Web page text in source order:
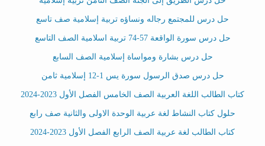
حل درس للمجتمع رجاله ونساؤه تربية إسلامية صف تاسع
حل درس سورة الواقعة 57-74 تربية اسلامية الصف التاسع
حل درس بشارة ومواساة إسلامية الصف السابع
حل درس صدق الرسول سورة يس 1-12 إسلامية ثامن
كتاب الطالب اللغة العربية الصف الخامس الفصل الأول 2023-2024
حلول كتاب النشاط لغة عربية الوحدة الاولى والثانية صف رابع
كتاب الطالب لغة عربية الصف الرابع الفصل الأول 2023-2024